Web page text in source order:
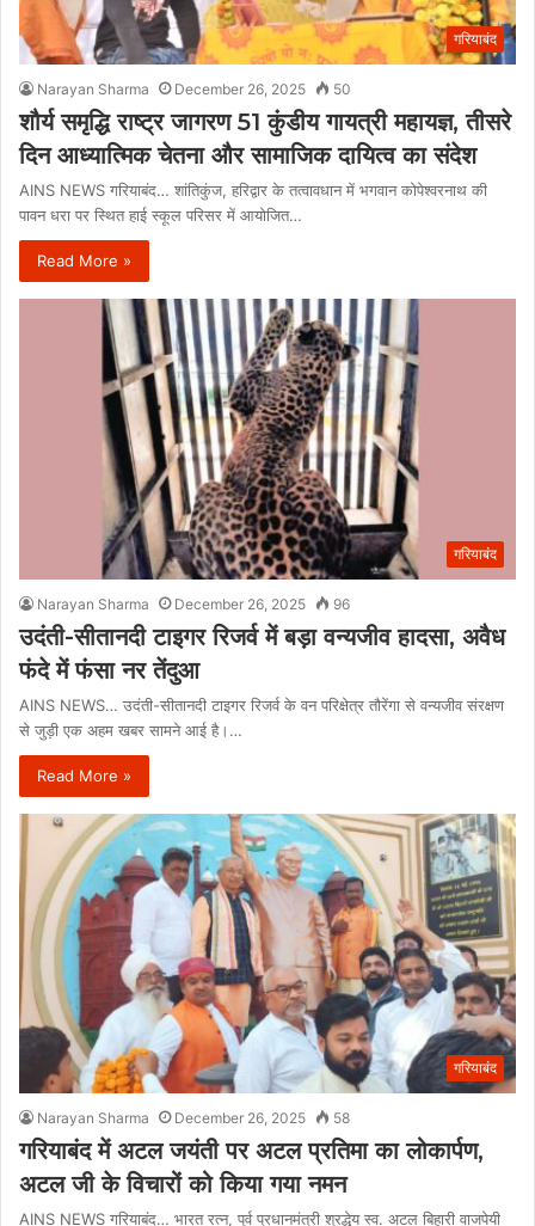
गरियाबंद
Narayan Sharma December 26, 2025 50
शौर्य समृद्धि राष्ट्र जागरण 51 कुंडीय गायत्री महायज्ञ, तीसरे
दिन आध्यात्मिक चेतना और सामाजिक दायित्व का संदेश
AINS NEWS गरियाबंद… शांतिकुंज, हरिद्वार के तत्वावधान में भगवान कोपेश्वरनाथ की
पावन धरा पर स्थित हाई स्कूल परिसर में आयोजित…
Read More »
गरियाबंद
Narayan Sharma December 26, 2025 96
उदंती-सीतानदी टाइगर रिजर्व में बड़ा वन्यजीव हादसा, अवैध
फंदे में फंसा नर तेंदुआ
AINS NEWS… उदंती-सीतानदी टाइगर रिजर्व के वन परिक्षेत्र तौरेंगा से वन्यजीव संरक्षण
से जुड़ी एक अहम खबर सामने आई है।…
Read More »
गरियाबंद
Narayan Sharma December 26, 2025 58
गरियाबंद में अटल जयंती पर अटल प्रतिमा का लोकार्पण,
अटल जी के विचारों को किया गया नमन
AINS NEWS गरियाबंद… भारत रत्न, पूर्व प्रधानमंत्री श्रद्धेय स्व. अटल बिहारी वाजपेयी